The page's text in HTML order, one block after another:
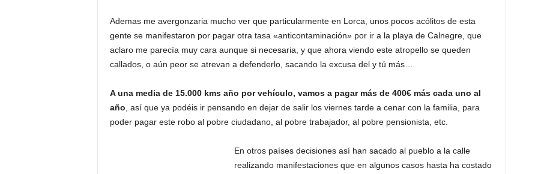
Ademas me avergonzaria mucho ver que particularmente en Lorca, unos pocos acólitos de esta
gente se manifestaron por pagar otra tasa «anticontaminación» por ir a la playa de Calnegre, que
aclaro me parecía muy cara aunque si necesaria, y que ahora viendo este atropello se queden
callados, o aún peor se atrevan a defenderlo, sacando la excusa del y tú más…
A una media de 15.000 kms año por vehículo, vamos a pagar más de 400€ más cada uno al
año , así que ya podéis ir pensando en dejar de salir los viernes tarde a cenar con la familia, para
poder pagar este robo al pobre ciudadano, al pobre trabajador, al pobre pensionista, etc.
En otros países decisiones así han sacado al pueblo a la calle
realizando manifestaciones que en algunos casos hasta ha costado